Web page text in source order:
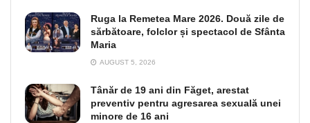
Ruga la Remetea Mare 2026. Două zile de
sărbătoare, folclor și spectacol de Sfânta
Maria
AUGUST 5, 2026
Tânăr de 19 ani din Făget, arestat
preventiv pentru agresarea sexuală unei
minore de 16 ani